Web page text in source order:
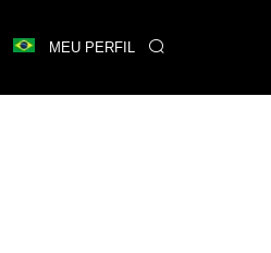
MEU PERFIL